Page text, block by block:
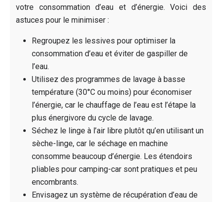
votre consommation d’eau et d’énergie. Voici des
astuces pour le minimiser :
Regroupez les lessives pour optimiser la
consommation d’eau et éviter de gaspiller de
l’eau.
Utilisez des programmes de lavage à basse
température (30°C ou moins) pour économiser
l’énergie, car le chauffage de l’eau est l’étape la
plus énergivore du cycle de lavage.
Séchez le linge à l’air libre plutôt qu’en utilisant un
sèche-linge, car le séchage en machine
consomme beaucoup d’énergie. Les étendoirs
pliables pour camping-car sont pratiques et peu
encombrants.
Envisagez un système de récupération d’eau de